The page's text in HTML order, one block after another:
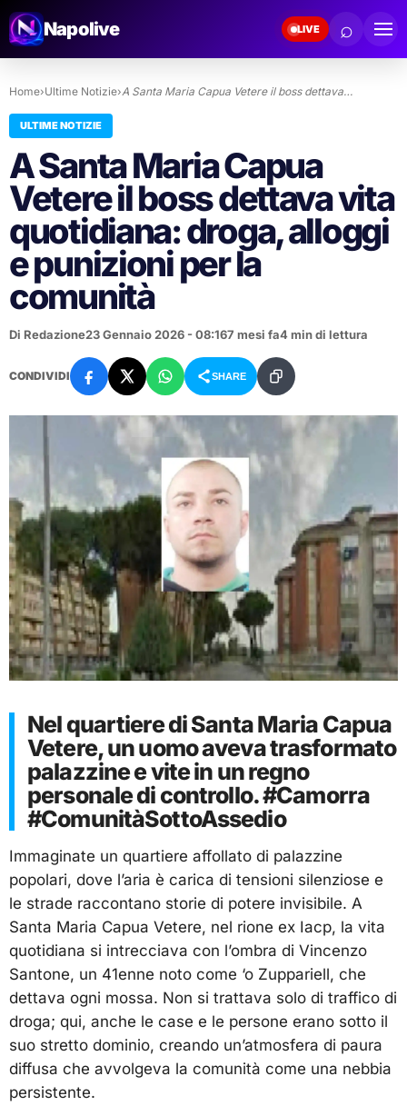
Napolive LIVE ⌕
Home›Ultime Notizie›A Santa Maria Capua Vetere il boss dettava…
ULTIME NOTIZIE
A Santa Maria Capua
Vetere il boss dettava vita
quotidiana: droga, alloggi
e punizioni per la
comunità
Di Redazione23 Gennaio 2026 - 08:167 mesi fa4 min di lettura
CONDIVIDI SHARE
Nel quartiere di Santa Maria Capua
Vetere, un uomo aveva trasformato
palazzine e vite in un regno
personale di controllo. #Camorra
#ComunitàSottoAssedio
Immaginate un quartiere affollato di palazzine
popolari, dove l’aria è carica di tensioni silenziose e
le strade raccontano storie di potere invisibile. A
Santa Maria Capua Vetere, nel rione ex Iacp, la vita
quotidiana si intrecciava con l’ombra di Vincenzo
Santone, un 41enne noto come ‘o Zuppariell, che
dettava ogni mossa. Non si trattava solo di traffico di
droga; qui, anche le case e le persone erano sotto il
suo stretto dominio, creando un’atmosfera di paura
diffusa che avvolgeva la comunità come una nebbia
persistente.